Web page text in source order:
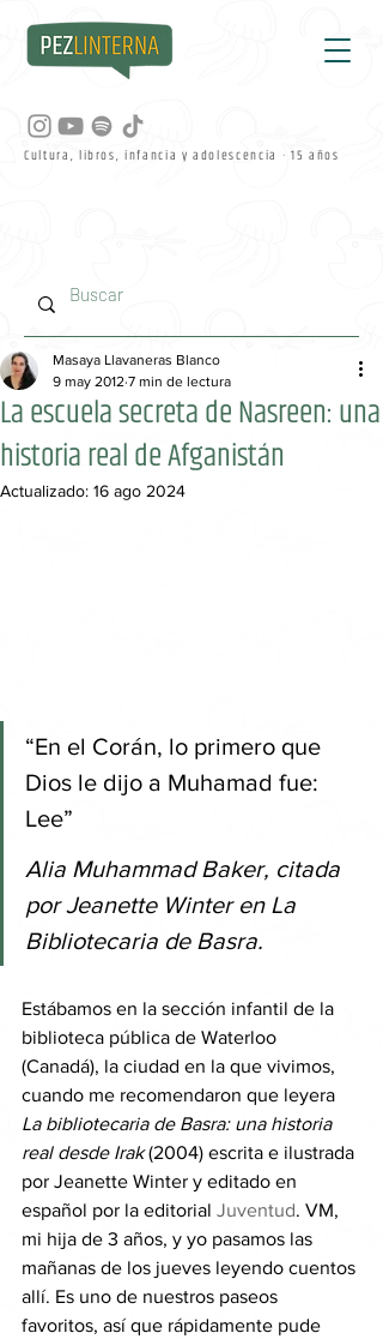
Cultura, libros, infancia y adolescencia · 15 años
La escuela secreta de Nasreen: una
historia real de Afganistán
Masaya Llavaneras Blanco
9 may 2012 7 min de lectura
Actualizado: 16 ago 2024
“En el Corán, lo primero que
Dios le dijo a Muhamad fue:
Lee”
Alia Muhammad Baker, citada
por Jeanette Winter en La
Bibliotecaria de Basra.
Estábamos en la sección infantil de la
biblioteca pública de Waterloo
(Canadá), la ciudad en la que vivimos,
cuando me recomendaron que leyera
La bibliotecaria de Basra: una historia
real desde Irak (2004) escrita e ilustrada
por Jeanette Winter y editado en
español por la editorial Juventud. VM,
mi hija de 3 años, y yo pasamos las
mañanas de los jueves leyendo cuentos
allí. Es uno de nuestros paseos
favoritos, así que rápidamente pude